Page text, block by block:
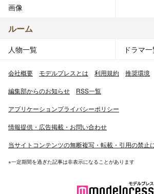
画像
ルーム
人物一覧 ドラマ
会社概要 モデルプレスとは 利用規約 推奨環境
編集部からのお知らせ RSS一覧
アプリケーションプライバシーポリシー
情報提供・広告掲載・お問い合わせ
当サイトコンテンツの無断複写・転載・引用の禁止
※一定期間を過ぎた記事は非表示になることがあります